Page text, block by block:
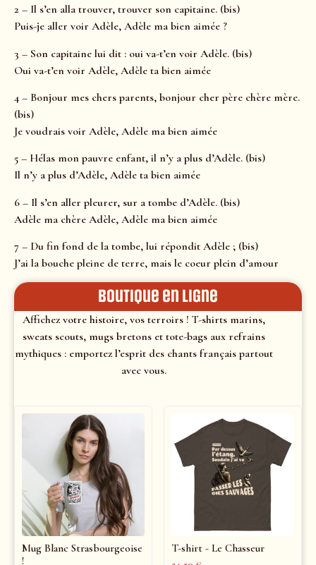
2 – Il s’en alla trouver, trouver son capitaine. (bis)
Puis-je aller voir Adèle, Adèle ma bien aimée ?
3 – Son capitaine lui dit : oui va-t’en voir Adèle. (bis)
Oui va-t’en voir Adèle, Adèle ta bien aimée
4 – Bonjour mes chers parents, bonjour cher père chère mère.
(bis)
Je voudrais voir Adèle, Adèle ma bien aimée
5 – Hélas mon pauvre enfant, il n’y a plus d’Adèle. (bis)
Il n’y a plus d’Adèle, Adèle ta bien aimée
6 – Il s’en aller pleurer, sur a tombe d’Adèle. (bis)
Adèle ma chère Adèle, Adèle ma bien aimée
7 – Du fin fond de la tombe, lui répondit Adèle ; (bis)
J’ai la bouche pleine de terre, mais le coeur plein d’amour
Boutique en ligne
Affichez votre histoire, vos terroirs ! T-shirts marins,
sweats scouts, mugs bretons et tote-bags aux refrains
mythiques : emportez l’esprit des chants français partout
avec vous.
Mug Blanc Strasbourgeoise
!
T-shirt - Le Chasseur